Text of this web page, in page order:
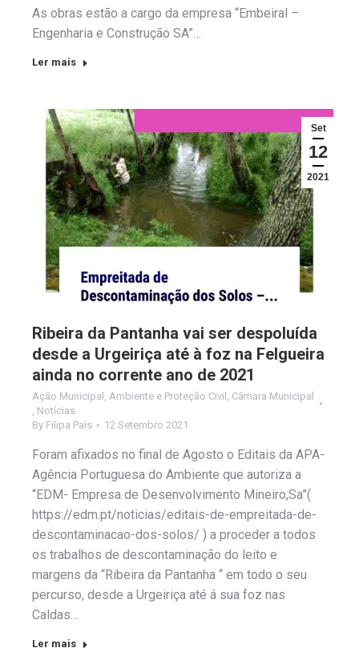
As obras estão a cargo da empresa “Embeiral –
Engenharia e Construção SA”…
Ler mais
Set
12
2021
Ribeira da Pantanha vai ser despoluída
desde a Urgeiriça até à foz na Felgueira
ainda no corrente ano de 2021
Ação Municipal , Ambiente e Proteção Civil , Câmara Municipal
, Notícias
By Filipa Pais 12 Setembro 2021
Foram afixados no final de Agosto o Editais da APA-
Agência Portuguesa do Ambiente que autoriza a
“EDM- Empresa de Desenvolvimento Mineiro,Sa”(
https://edm.pt/noticias/editais-de-empreitada-de-
descontaminacao-dos-solos/ ) a proceder a todos
os trabalhos de descontaminação do leito e
margens da “Ribeira da Pantanha “ em todo o seu
percurso, desde a Urgeiriça até á sua foz nas
Caldas…
Ler mais